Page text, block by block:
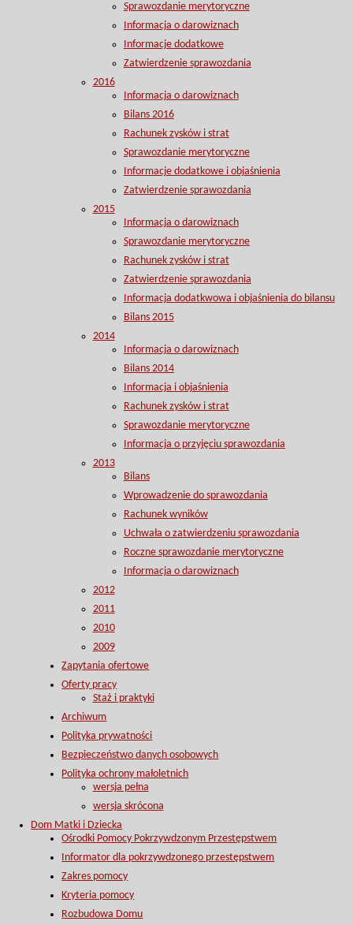
Sprawozdanie merytoryczne
Informacja o darowiznach
Informacje dodatkowe
Zatwierdzenie sprawozdania
2016
Informacja o darowiznach
Bilans 2016
Rachunek zysków i strat
Sprawozdanie merytoryczne
Informacje dodatkowe i objaśnienia
Zatwierdzenie sprawozdania
2015
Informacja o darowiznach
Sprawozdanie merytoryczne
Rachunek zysków i strat
Zatwierdzenie sprawozdania
Informacja dodatkwowa i objaśnienia do bilansu
Bilans 2015
2014
Informacja o darowiznach
Bilans 2014
Informacja i objaśnienia
Rachunek zysków i strat
Sprawozdanie merytoryczne
Informacja o przyjęciu sprawozdania
2013
Bilans
Wprowadzenie do sprawozdania
Rachunek wyników
Uchwała o zatwierdzeniu sprawozdania
Roczne sprawozdanie merytoryczne
Informacja o darowiznach
2012
2011
2010
2009
Zapytania ofertowe
Oferty pracy
Staż i praktyki
Archiwum
Polityka prywatności
Bezpieczeństwo danych osobowych
Polityka ochrony małoletnich
wersja pełna
wersja skrócona
Dom Matki i Dziecka
Ośrodki Pomocy Pokrzywdzonym Przestępstwem
Informator dla pokrzywdzonego przestępstwem
Zakres pomocy
Kryteria pomocy
Rozbudowa Domu